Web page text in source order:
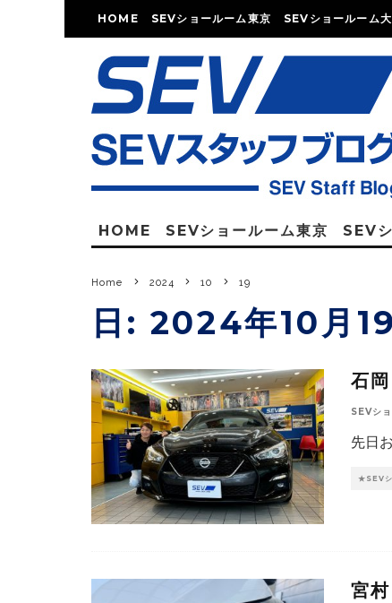
HOME SEVショールーム東京 SEVショールーム
HOME SEVショールーム東京 SEV
Home 2024 10 19
日: 2024年10月
石
SEVシ
先日
★SEVシ
宮